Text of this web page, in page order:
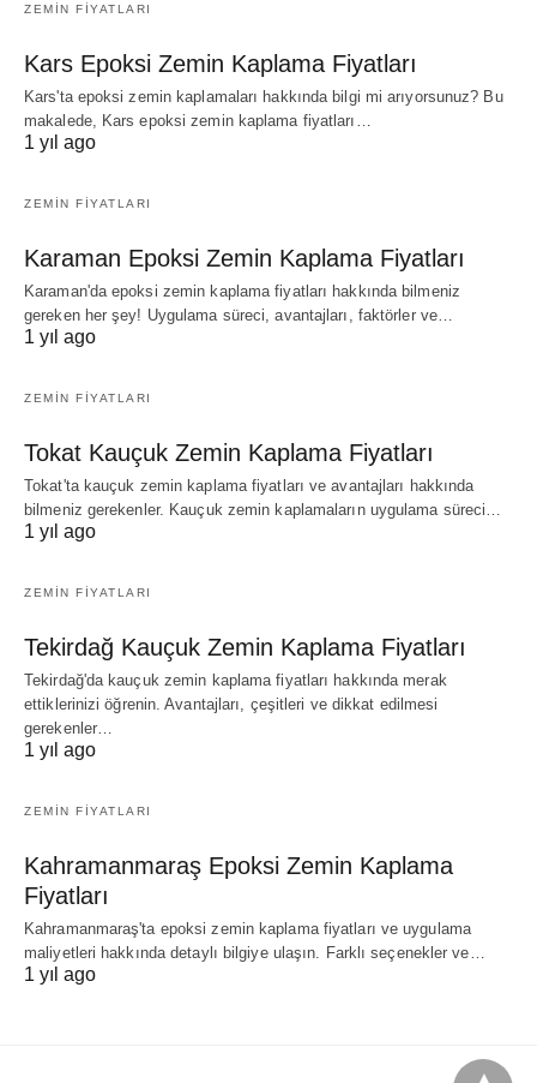
ZEMIN FIYATLARI
Kars Epoksi Zemin Kaplama Fiyatları
Kars'ta epoksi zemin kaplamaları hakkında bilgi mi arıyorsunuz? Bu
makalede, Kars epoksi zemin kaplama fiyatları…
1 yıl ago
ZEMIN FIYATLARI
Karaman Epoksi Zemin Kaplama Fiyatları
Karaman'da epoksi zemin kaplama fiyatları hakkında bilmeniz
gereken her şey! Uygulama süreci, avantajları, faktörler ve…
1 yıl ago
ZEMIN FIYATLARI
Tokat Kauçuk Zemin Kaplama Fiyatları
Tokat'ta kauçuk zemin kaplama fiyatları ve avantajları hakkında
bilmeniz gerekenler. Kauçuk zemin kaplamaların uygulama süreci…
1 yıl ago
ZEMIN FIYATLARI
Tekirdağ Kauçuk Zemin Kaplama Fiyatları
Tekirdağ'da kauçuk zemin kaplama fiyatları hakkında merak
ettiklerinizi öğrenin. Avantajları, çeşitleri ve dikkat edilmesi
gerekenler…
1 yıl ago
ZEMIN FIYATLARI
Kahramanmaraş Epoksi Zemin Kaplama
Fiyatları
Kahramanmaraş'ta epoksi zemin kaplama fiyatları ve uygulama
maliyetleri hakkında detaylı bilgiye ulaşın. Farklı seçenekler ve…
1 yıl ago